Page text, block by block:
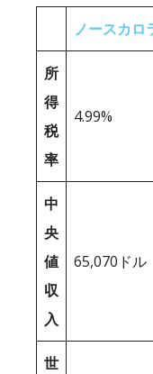
ノースカロ
所
得
税
率
4.99%
中
央
値
収
入
65,070ドル
世